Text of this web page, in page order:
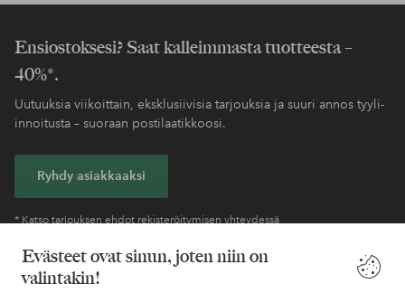
Evästeet ovat sinun, joten niin on
valintakin!
Ensiostoksesi? Saat kalleimmasta tuotteesta –
40%*.
Uutuuksia viikoittain, eksklusiivisia tarjouksia ja suuri annos tyyli-
innoitusta – suoraan postilaatikkoosi.
Ryhdy asiakkaaksi
* Katso tarjouksen ehdot rekisteröitymisen yhteydessä
Tarvitsetko apua?